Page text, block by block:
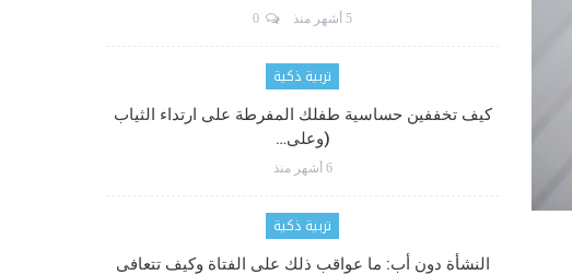
5 أشهر منذ
تربية ذكية
كيف تخففين حساسية طفلك المفرطة على ارتداء الثياب
(وعلى…
6 أشهر منذ
تربية ذكية
النشأة دون أب: ما عواقب ذلك على الفتاة وكيف تتعافى